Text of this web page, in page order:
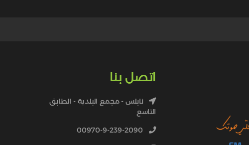
اتصل بنا
نابلس - مجمع البلدية - الطابق
التاسع
00970-9-239-2090